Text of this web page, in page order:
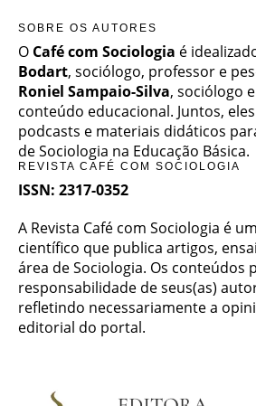
SOBRE OS AUTORES
O Café com Sociologia é
Bodart, sociólogo, professor e
Roniel Sampaio-Silva, sociólogo
conteúdo educacional. Juntos,
podcasts e materiais didáticos
de Sociologia na Educação Básica.
REVISTA CAFÉ COM SOCIOLOGIA
ISSN: 2317-0352
A Revista Café com Sociologia é
científico que publica artigos,
área de Sociologia. Os conteúdos
responsabilidade de seus(as)
refletindo necessariamente a
editorial do portal.